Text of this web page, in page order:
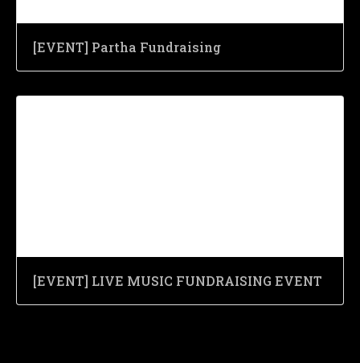
[EVENT] Partha Fundraising
[EVENT] LIVE MUSIC FUNDRAISING EVENT